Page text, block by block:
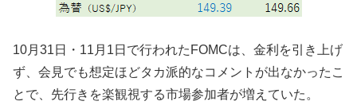
10月31日・11月1日で行われたFOMCは、金利を引き上げ
ず、会見でも想定ほどタカ派的なコメントが出なかったこ
とで、先行きを楽観視する市場参加者が増えていた。